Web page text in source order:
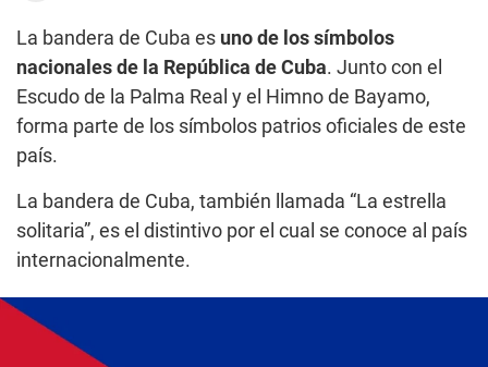
La bandera de Cuba es uno de los símbolos
nacionales de la República de Cuba. Junto con el
Escudo de la Palma Real y el Himno de Bayamo,
forma parte de los símbolos patrios oficiales de este
país.
La bandera de Cuba, también llamada “La estrella
solitaria”, es el distintivo por el cual se conoce al país
internacionalmente.